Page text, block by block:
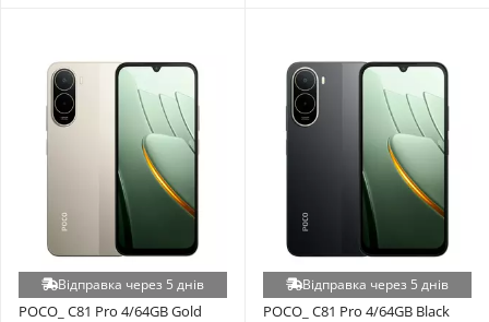
Відправка через 5 днів
POCO_ C81 Pro 4/64GB Gold
Відправка через 5 днів
POCO_ C81 Pro 4/64GB Black